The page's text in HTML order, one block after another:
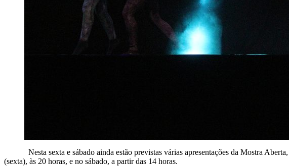
Nesta sexta e sábado ainda estão previstas várias apresentações da Mostra
(sexta), às 20 horas, e no sábado, a partir das 14 horas.